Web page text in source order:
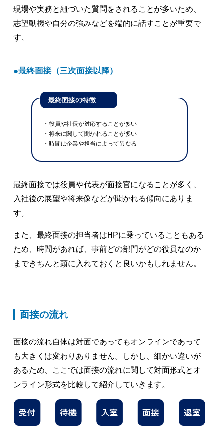
現場や実務と紐づいた質問をされることが多いため、
志望動機や自分の強みなどを端的に話すことが重要で
す。
最終面接（三次面接以降）
最終面接の特徴
・役員や社長が対応することが多い
・将来に関して聞かれることが多い
・時間は企業や担当によって異なる
最終面接では役員や代表が面接官になることが多く、
入社後の展望や将来像などが聞かれる傾向にありま
す。
また、最終面接の担当者はHPに乗っていることもある
ため、時間があれば、事前どの部門がどの役員なのか
まできちんと頭に入れておくと良いかもしれません。
面接の流れ
面接の流れ自体は対面であってもオンラインであって
も大きくは変わりありません。しかし、細かい違いが
あるため、ここでは面接の流れに関して対面形式とオ
ンライン形式を比較して紹介していきます。